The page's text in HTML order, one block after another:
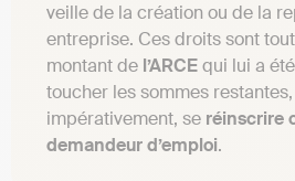
veille de la création ou de la
entreprise. Ces droits sont
montant de l’ARCEqui lui a
toucher les sommes
impérativement, se réinscrire
demandeur d’emploi.